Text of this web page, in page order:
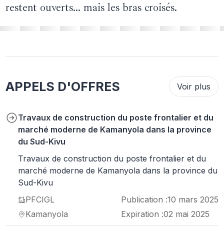
restent ouverts… mais les bras croisés.
APPELS D'OFFRES Voir plus
Travaux de construction du poste frontalier et du
marché moderne de Kamanyola dans la province
du Sud-Kivu
Travaux de construction du poste frontalier et du
marché moderne de Kamanyola dans la province du
Sud-Kivu
PFCIGL
Kamanyola
Publication :10 mars 2025
Expiration :02 mai 2025